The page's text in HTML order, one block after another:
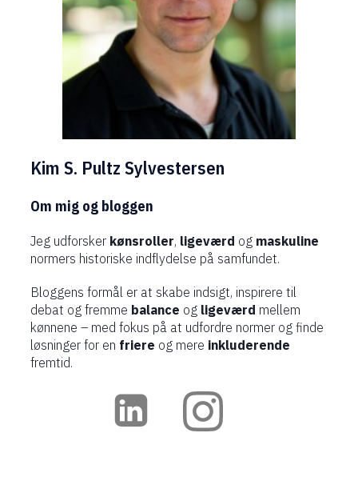
Kim S. Pultz Sylvestersen
Om mig og bloggen
Jeg udforsker kønsroller, ligeværd og maskuline
normers historiske indflydelse på samfundet.
Bloggens formål er at skabe indsigt, inspirere til
debat og fremme balance og ligeværd mellem
kønnene – med fokus på at udfordre normer og finde
løsninger for en friere og mere inkluderende
fremtid.